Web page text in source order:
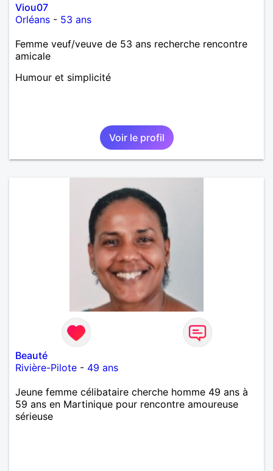
Viou07
Orléans - 53 ans
Femme veuf/veuve de 53 ans recherche rencontre
amicale
Humour et simplicité
Voir le profil
Beauté
Rivière-Pilote - 49 ans
Jeune femme célibataire cherche homme 49 ans à
59 ans en Martinique pour rencontre amoureuse
sérieuse